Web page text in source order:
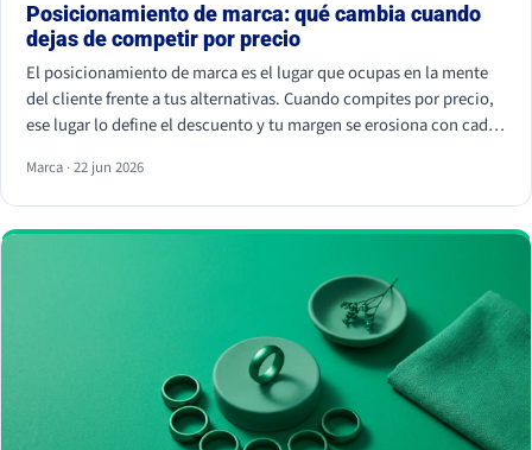
Posicionamiento de marca: qué cambia cuando
dejas de competir por precio
El posicionamiento de marca es el lugar que ocupas en la mente
del cliente frente a tus alternativas. Cuando compites por precio,
ese lugar lo define el descuento y tu margen se erosiona con cada
por elegirte: Kantar calcula que las marcas percibidas como
significativamente diferentes consiguen que se pague hasta un
38% más.
Marca · 22 jun 2026